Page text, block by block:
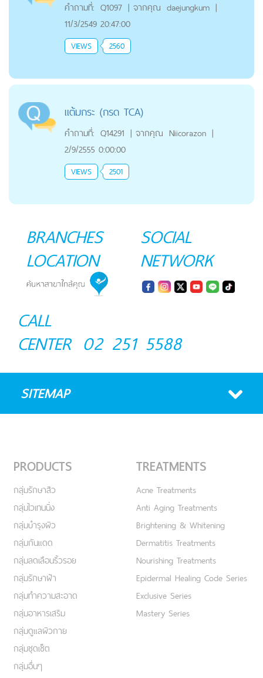
คำถามที่: Q1097 | จากคุณ daejungkum |
11/3/2549 20:47:00
VIEWS 2560
แต้มกระ (กรด TCA)
คำถามที่: Q14291 | จากคุณ Niicorazon |
2/9/2555 0:00:00
VIEWS 2501
BRANCHES
LOCATION
SOCIAL
NETWORK
CALL
CENTER 02 251 5588
SITEMAP
PRODUCTS
กลุ่มรักษาสิว
กลุ่มไวเทนนิ่ง
กลุ่มบำรุงผิว
กลุ่มกันแดด
กลุ่มลดเลือนริ้วรอย
กลุ่มรักษาฝ้า
กลุ่มทำความสะอาด
กลุ่มอาหารเสริม
กลุ่มดูแลผิวกาย
กลุ่มชุดเซ็ต
กลุ่มอื่นๆ
TREATMENTS
Acne Treatments
Anti Aging Treatments
Brightening & Whitening
Dermatitis Treatments
Nourishing Treatments
Epidermal Healing Code Series
Exclusive Series
Mastery Series